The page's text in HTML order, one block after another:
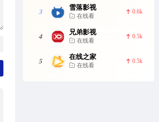
3
雪落影视
在线看
0.6k
4
兄弟影视
在线看
0.5k
5
在线之家
在线看
0.5k